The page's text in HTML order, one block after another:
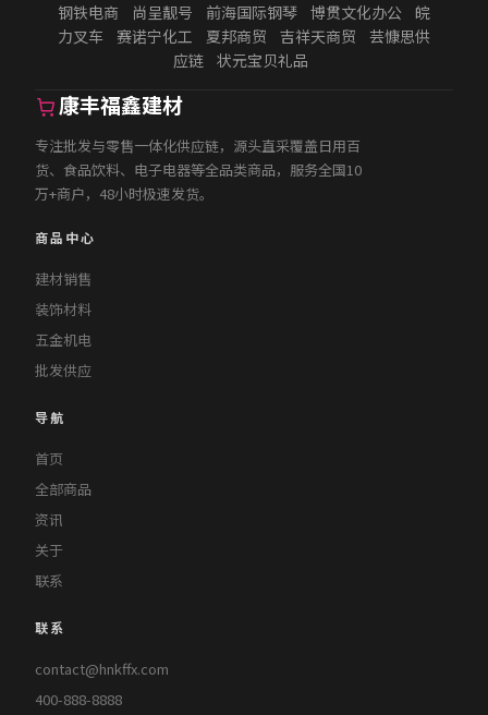
钢铁电商
尚呈靓号 前海国际钢琴 博贯文化办公
皖
力叉车
赛诺宁化工 夏邦商贸 吉祥天商贸
芸慷思供
应链 状元宝贝礼品
康丰福鑫建材
专注批发与零售一体化供应链，源头直采覆盖日用百
货、食品饮料、电子电器等全品类商品，服务全国10
万+商户，48小时极速发货。
商品中心
建材销售
装饰材料
五金机电
批发供应
导航
首页
全部商品
资讯
关于
联系
联系
contact@hnkffx.com
400-888-8888